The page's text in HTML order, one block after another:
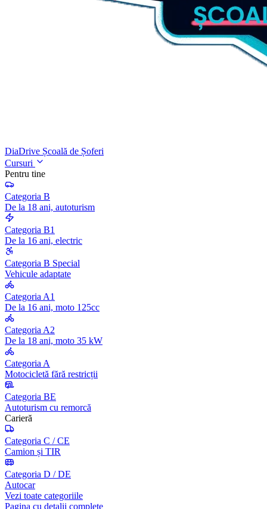
DiaDrive Școală de Șoferi
Cursuri
Pentru tine
Categoria B
De la 18 ani, autoturism
Categoria B1
De la 16 ani, electric
Categoria B Special
Vehicule adaptate
Categoria A1
De la 16 ani, moto 125cc
Categoria A2
De la 18 ani, moto 35 kW
Categoria A
Motocicletă fără restricții
Categoria BE
Autoturism cu remorcă
Carieră
Categoria C / CE
Camion și TIR
Categoria D / DE
Autocar
Vezi toate categoriile
Pagina cu detalii complete